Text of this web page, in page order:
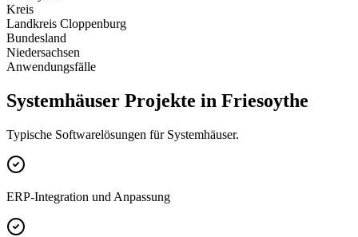
Kreis
Landkreis Cloppenburg
Bundesland
Niedersachsen
Anwendungsfälle
Systemhäuser Projekte in Friesoythe
Typische Softwarelösungen für Systemhäuser.
ERP-Integration und Anpassung